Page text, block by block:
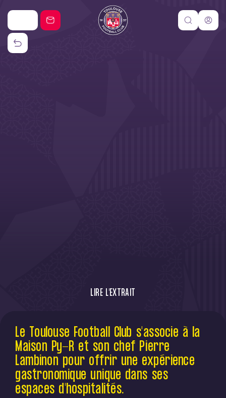
LIRE L'EXTRAIT
Le TéFéCé s'associe à La Maison Py-R dès la
saison prochaine.
Le Toulouse Football Club s'associe à la
Maison Py-R et son chef Pierre
Lambinon pour offrir une expérience
gastronomique unique dans ses
espaces d'hospitalités.